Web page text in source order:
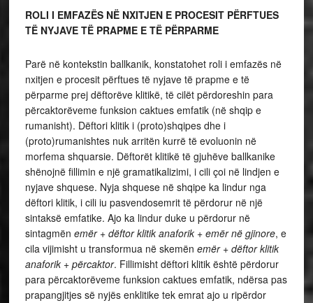
ROLI I EMFAZËS NË NXITJEN E PROCESIT PËRFTUES
TË NYJAVE TË PRAPME E TË PËRPARME
Parë në kontekstin ballkanik, konstatohet roli i emfazës në
nxitjen e procesit përftues të nyjave të prapme e të
përparme prej dëftorëve klitikë, të cilët përdoreshin para
përcaktorëveme funksion caktues emfatik (në shqip e
rumanisht). Dëftori klitik i (proto)shqipes dhe i
(proto)rumanishtes nuk arritën kurrë të evoluonin në
morfema shquarsie. Dëftorët klitikë të gjuhëve ballkanike
shënojnë fillimin e një gramatikalizimi, i cili çoi në lindjen e
nyjave shquese. Nyja shquese në shqipe ka lindur nga
dëftori klitik, i cili iu pasvendosemrit të përdorur në një
sintaksë emfatike. Ajo ka lindur duke u përdorur në
sintagmën emër + dëftor klitik anaforik + emër në gjinore, e
cila vijimisht u transformua në skemën emër + dëftor klitik
anaforik + përcaktor. Fillimisht dëftori klitik është përdorur
para përcaktorëveme funksion caktues emfatik, ndërsa pas
prapangjitjes së nyjës enklitike tek emrat ajo u ripërdor